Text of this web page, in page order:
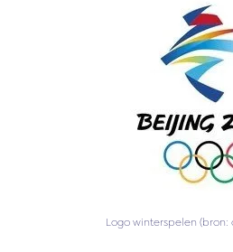
Logo winterspelen